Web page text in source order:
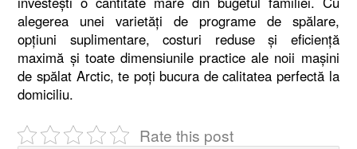
alegerea unei varietăți de programe de spălare,
opțiuni suplimentare, costuri reduse și eficiență
maximă și toate dimensiunile practice ale noii mașini
de spălat Arctic, te poți bucura de calitatea perfectă la
domiciliu.
Rate this post